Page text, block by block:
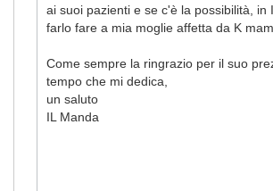
ai suoi pazienti e se c'è la possibilità, in
farlo fare a mia moglie affetta da K
Come sempre la ringrazio per il suo
tempo che mi dedica,
un saluto
IL Manda